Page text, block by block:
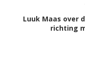
Luuk Maas over
richting